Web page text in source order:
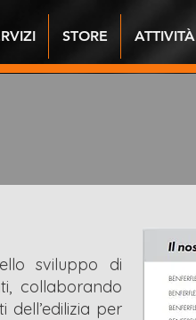
STORE ATTIVITÀ
sviluppo di
collaborando
dell’edilizia per